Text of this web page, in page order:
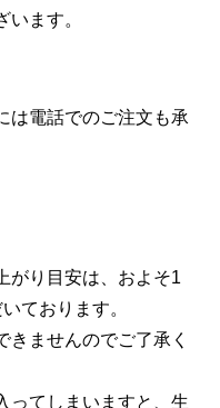
ます。
は電話でのご注文も承
がり目安は、およそ1
ております。
きませんのでご了承く
ってしまいますと、生